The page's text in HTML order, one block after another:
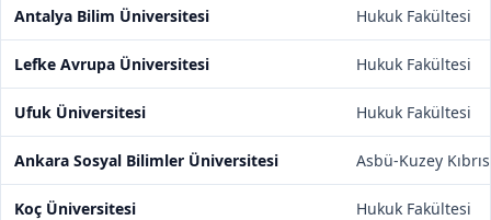
Antalya Bilim Üniversitesi Hukuk Fakültesi
Lefke Avrupa Üniversitesi Hukuk Fakültesi
Ufuk Üniversitesi Hukuk Fakültesi
Ankara Sosyal Bilimler Üniversitesi Asbü-Kuzey
Koç Üniversitesi Hukuk Fakültesi